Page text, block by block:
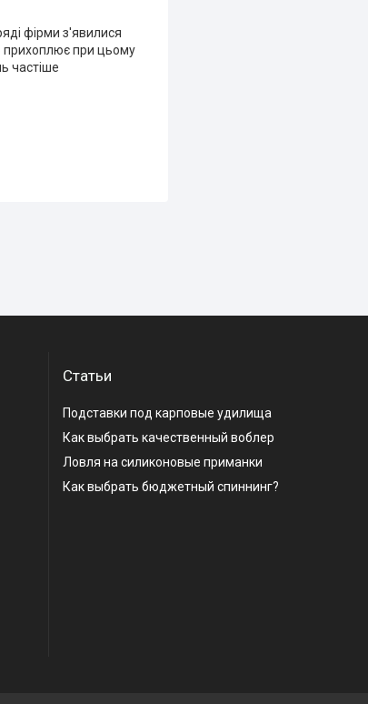
фірми з'явилися
прихоплює при цьому
частіше
Статьи
Подставки под карповые удилища
Как выбрать качественный воблер
Ловля на силиконовые приманки
Как выбрать бюджетный спиннинг?